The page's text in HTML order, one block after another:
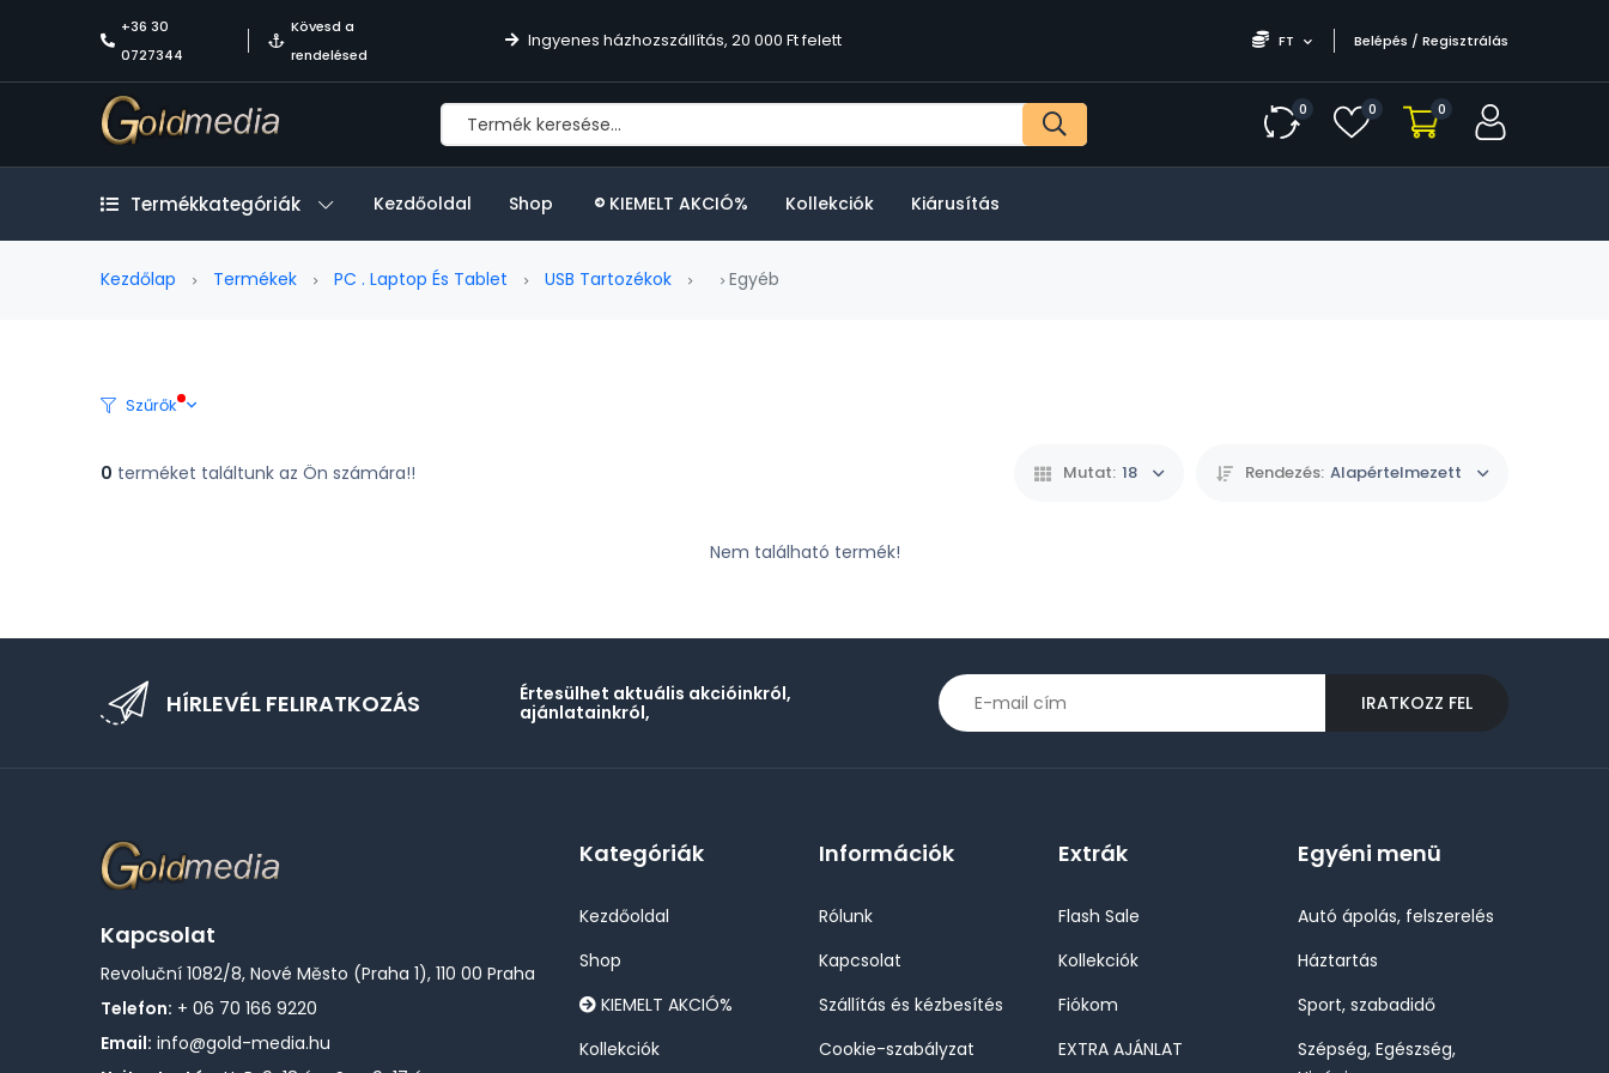
+36 30
0727344
Kövesd a
rendelésed
Ingyenes házhozszállítás, 20 000 Ft felett FT Belépés / Regisztrálás
0 0 0
Termékkategóriák Kezdőoldal Shop KIEMELT AKCIÓ% Kollekciók Kiárusítás
Kezdőlap Termékek PC . Laptop És Tablet USB Tartozékok Egyéb
Szűrők
0 terméket találtunk az Ön számára!! Mutat: 18 Rendezés: Alapértelmezett
Nem található termék!
HÍRLEVÉL FELIRATKOZÁS
Értesülhet aktuális akcióinkról,
ajánlatainkról,
IRATKOZZ FEL
Kapcsolat
Revoluční 1082/8, Nové Město (Praha 1), 110 00 Praha
Telefon: + 06 70 166 9220
Email: info@gold-media.hu
Kategóriák
Kezdőoldal
Shop
KIEMELT AKCIÓ%
Kollekciók
Információk
Rólunk
Kapcsolat
Szállítás és kézbesítés
Cookie-szabályzat
Extrák
Flash Sale
Kollekciók
Fiókom
EXTRA AJÁNLAT
Egyéni menü
Autó ápolás, felszerelés
Háztartás
Sport, szabadidő
Szépség, Egészség,